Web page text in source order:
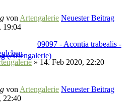
von Artengalerie Neuester Beitrag
19:04
09097 - Acontia trabealis -
» 14. Feb 2020, 22:20
von Artengalerie Neuester Beitrag
22:40